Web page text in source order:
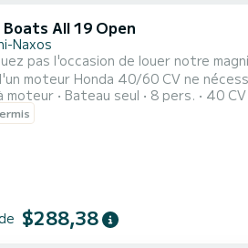
All 19 Open
Naxos
pas l'occasion de louer notre
moteur Honda 40/60 CV ne
de sécurité aux mains
moteur Bateau seul 8 pers. 40 CV
$288,38